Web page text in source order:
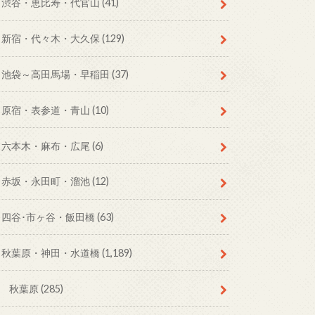
渋谷・恵比寿・代官山 (41)
新宿・代々木・大久保 (129)
池袋～高田馬場・早稲田 (37)
原宿・表参道・青山 (10)
六本木・麻布・広尾 (6)
赤坂・永田町・溜池(12)
四谷･市ヶ谷・飯田橋 (63)
秋葉原・神田・水道橋 (1,189)
秋葉原(285)